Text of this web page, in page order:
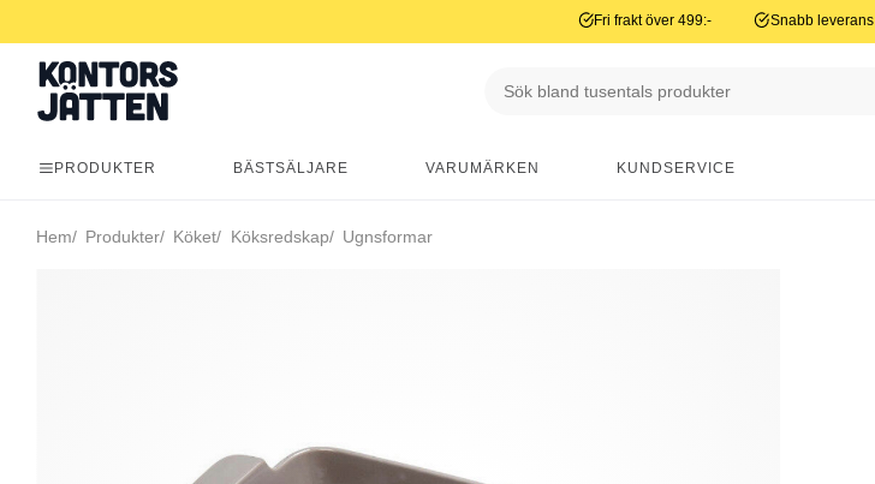
Fri frakt över 499:- Snabb leverans
PRODUKTER BÄSTSÄLJARE VARUMÄRKEN KUNDSERVICE
Hem Produkter Köket Köksredskap Ugnsformar